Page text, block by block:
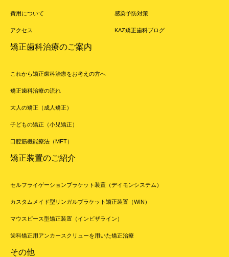
費用について
アクセス
感染予防対策
KAZ矯正歯科ブログ
矯正歯科治療のご案内
これから矯正歯科治療をお考えの方へ
矯正歯科治療の流れ
大人の矯正（成人矯正）
子どもの矯正（小児矯正）
口腔筋機能療法（MFT）
矯正装置のご紹介
セルフライゲーションブラケット装置（デイモンシステム）
カスタムメイド型リンガルブラケット矯正装置（WIN）
マウスピース型矯正装置（インビザライン）
歯科矯正用アンカースクリューを用いた矯正治療
その他